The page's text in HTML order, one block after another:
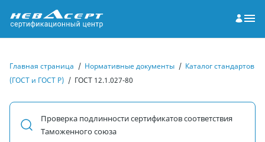
Главная страница / Нормативные документы / Каталог стандартов
(ГОСТ и ГОСТ Р) / ГОСТ 12.1.027-80
Проверка подлинности сертификатов соответствия
Таможенного союза